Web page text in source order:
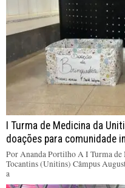
I Turma de Medicina da
doações para comunidade
Por Ananda Portilho A I Turma de
Tocantins (Unitins) Câmpus
a